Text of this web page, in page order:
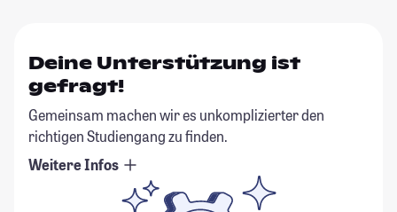
Deine Unterstützung ist
gefragt!
Gemeinsam machen wir es unkomplizierter den
richtigen Studiengang zu finden.
Weitere Infos